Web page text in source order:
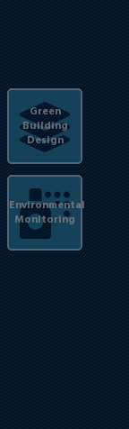
Green
Building
Design
Environmental
Monitoring